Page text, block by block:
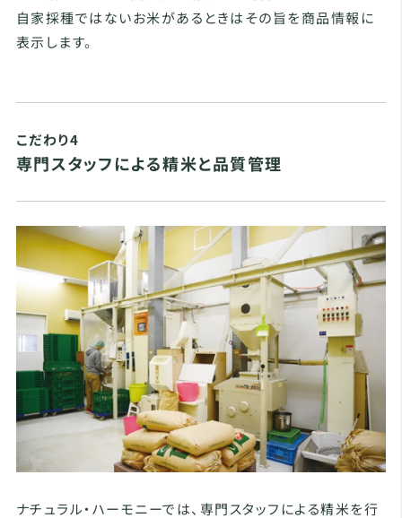
自家採種ではないお米があるときはその旨を商品情報に
表示します。
こだわり4
専門スタッフによる精米と品質管理
ナチュラル・ハーモニーでは、専門スタッフによる精米を行